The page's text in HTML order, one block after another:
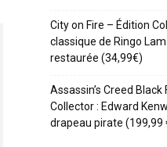
City on Fire – Édition
classique de Ringo
restaurée (34,99€)
Assassin’s Creed
Collector : Edward
drapeau pirate (199,99